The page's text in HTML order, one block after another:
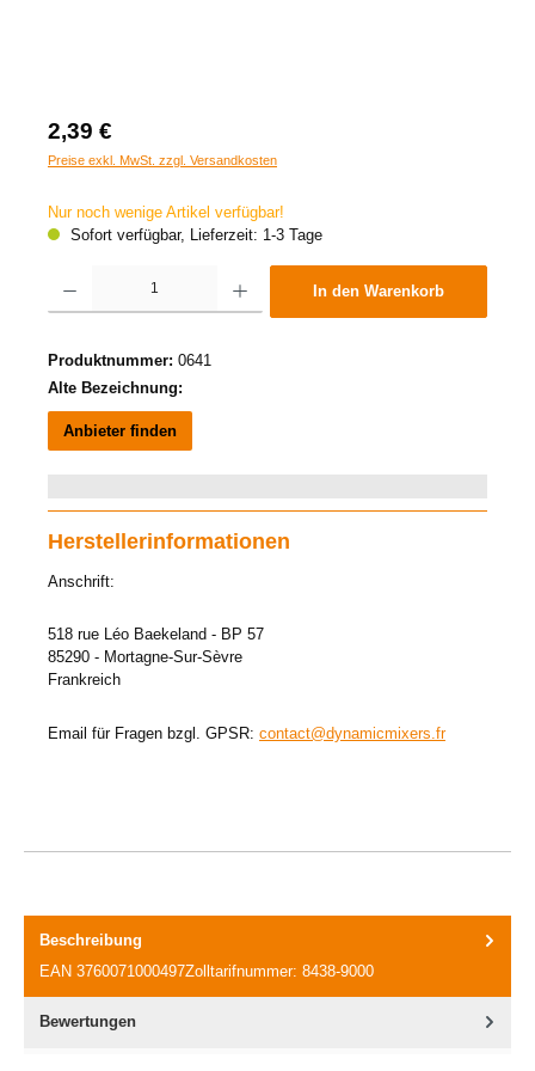
2,39 €
Preise exkl. MwSt. zzgl. Versandkosten
Nur noch wenige Artikel verfügbar!
Sofort verfügbar, Lieferzeit: 1-3 Tage
Produkt Anzahl: Gib den gewünschten Wert ein oder benutze die Schaltflächen um die
In den Warenkorb
Produktnummer: 0641
Alte Bezeichnung:
Anbieter finden
Herstellerinformationen
Anschrift:
518 rue Léo Baekeland - BP 57
85290 - Mortagne-Sur-Sèvre
Frankreich
Email für Fragen bzgl. GPSR: contact@dynamicmixers.fr
Beschreibung
EAN 3760071000497Zolltarifnummer: 8438-9000
Bewertungen